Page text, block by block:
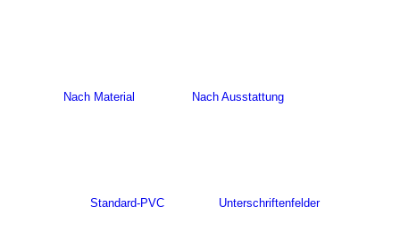
Nach Material
Standard-PVC
Nach Ausstattung
Unterschriftenfelder